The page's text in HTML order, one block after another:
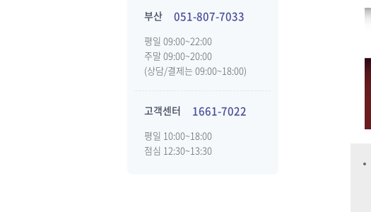
부산 051-807-7033
평일 09:00~22:00
주말 09:00~20:00
(상담/결제는 09:00~18:00)
고객센터 1661-7022
평일 10:00~18:00
점심 12:30~13:30